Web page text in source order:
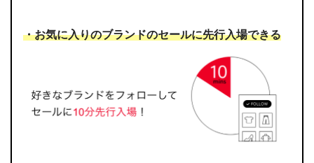
・お気に入りのブランドのセールに先行入場できる